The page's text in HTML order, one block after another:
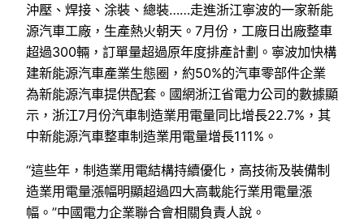
沖壓、焊接、涂裝、總裝……走進浙江寧波的一家新能
源汽車工廠，生產熱火朝天。7月份，工廠日出廠整車
超過300輛，訂單量超過原年度排產計劃。寧波加快構
建新能源汽車產業生態圈，約50%的汽車零部件企業
為新能源汽車提供配套。國網浙江省電力公司的數據顯
示，浙江7月份汽車制造業用電量同比增長22.7%，其
中新能源汽車整車制造業用電量增長111%。
“這些年，制造業用電結構持續優化，高技術及裝備制
造業用電量漲幅明顯超過四大高載能行業用電量漲
幅。”中國電力企業聯合會相關負責人說。